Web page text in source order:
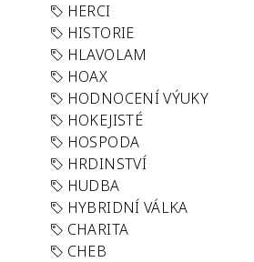
HERCI
HISTORIE
HLAVOLAM
HOAX
HODNOCENÍ VÝUKY
HOKEJISTÉ
HOSPODA
HRDINSTVÍ
HUDBA
HYBRIDNÍ VÁLKA
CHARITA
CHEB